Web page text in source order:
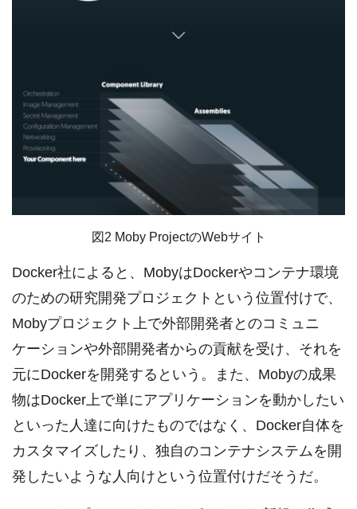
図2 Moby ProjectのWebサイト
Docker社によると、MobyはDockerやコンテナ環境
のための研究開発プロジェクトという位置付けで、
Mobyプロジェクト上で外部開発者とのコミュニ
ケーションや外部開発者からの貢献を受け、それを
元にDockerを開発するという。また、Mobyの成果
物はDocker上で単にアプリケーションを動かしたい
といった人達に向けたものではなく、Docker自体を
カスタマイズしたり、独自のコンテナシステムを開
発したいような人向けという位置付けだそうだ。